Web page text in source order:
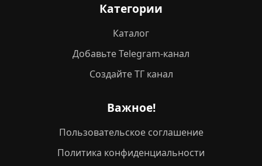
Категории
Каталог
Добавьте Telegram-канал
Создайте ТГ канал
Важное!
Пользовательское соглашение
Политика конфиденциальности